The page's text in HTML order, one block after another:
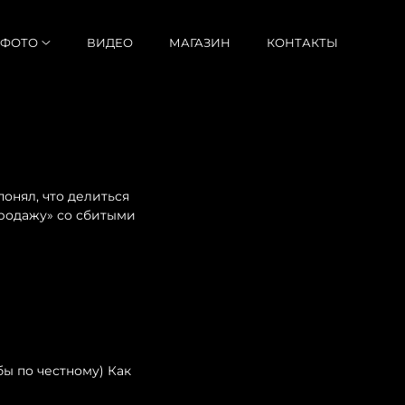
ФОТО ВИДЕО МАГАЗИН КОНТАКТЫ
что делиться
со сбитыми
по честному) Как